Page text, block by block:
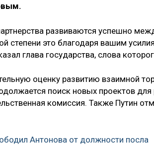
развиваются успешно
степени это благодаря вашим
глава государства, слова
оценку развитию взаимной
поиск новых проектов для
комиссия. Также Путин
Антонова от должности посла